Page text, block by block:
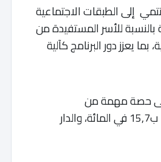
من المستفيدين تنتمي إلى الطبقات الاجتماعية
المحدود، فيما تبلغ هذه النسبة 93 في المائة بالنسبة للأسر المستفيدة من
بما يعزز دور البرنامج كآلية
على حصة مهمة من
المستفيدين، مثل جهات مراكش آسفي ب16,1في المائة، وفاس -مكناس ب15,7 في المائة، والدار